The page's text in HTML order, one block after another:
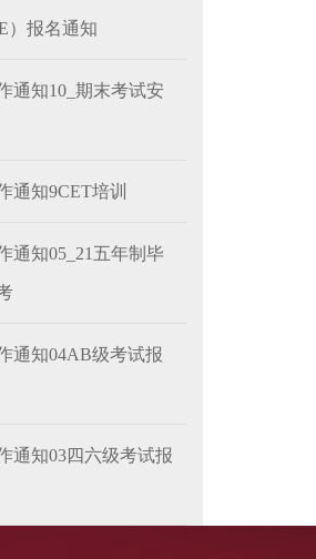
）报名通知
通知10_期末考试安
通知9CET培训
通知05_21五年制毕
通知04AB级考试报
通知03四六级考试报